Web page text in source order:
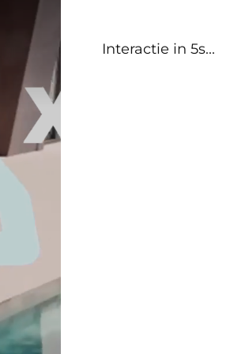
Interactie in 5s...